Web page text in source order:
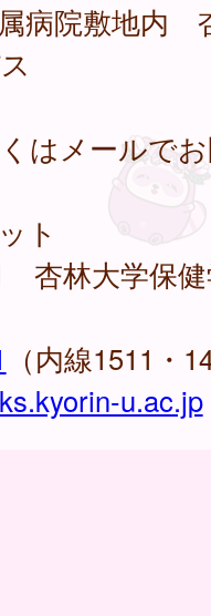
病院敷地内
はメールで
ト
杏林大学保
（内線1511・
u.ac.jp